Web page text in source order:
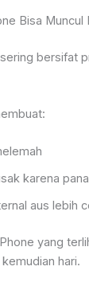
Bisa Muncul
bersifat
karena
aus lebih
yang
hari.